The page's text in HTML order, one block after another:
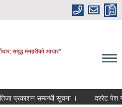
समृद्ध मनहरीको आधार"
सम्बन्धी सूचना । दररेट पेश गर्ने